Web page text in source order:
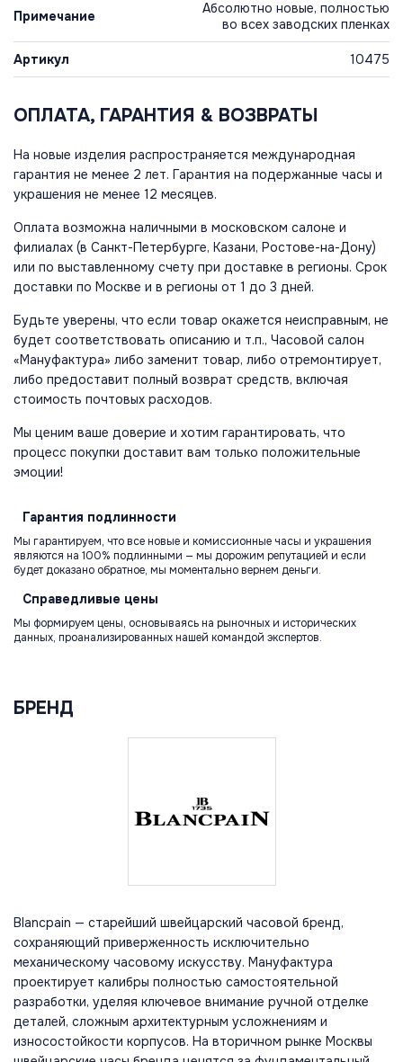
Примечание
Абсолютно новые, полностью
во всех заводских пленках
Артикул 10475
ОПЛАТА, ГАРАНТИЯ & ВОЗВРАТЫ
На новые изделия распространяется международная
гарантия не менее 2 лет. Гарантия на подержанные часы и
украшения не менее 12 месяцев.
Оплата возможна наличными в московском салоне и
филиалах (в Санкт-Петербурге, Казани, Ростове-на-Дону)
или по выставленному счету при доставке в регионы. Срок
доставки по Москве и в регионы от 1 до 3 дней.
Будьте уверены, что если товар окажется неисправным, не
будет соответствовать описанию и т.п., Часовой салон
«Мануфактура» либо заменит товар, либо отремонтирует,
либо предоставит полный возврат средств, включая
стоимость почтовых расходов.
Мы ценим ваше доверие и хотим гарантировать, что
процесс покупки доставит вам только положительные
эмоции!
Гарантия подлинности
Мы гарантируем, что все новые и комиссионные часы и украшения
являются на 100% подлинными — мы дорожим репутацией и если
будет доказано обратное, мы моментально вернем деньги.
Справедливые цены
Мы формируем цены, основываясь на рыночных и исторических
данных, проанализированных нашей командой экспертов.
БРЕНД
Blancpain — старейший швейцарский часовой бренд,
сохраняющий приверженность исключительно
механическому часовому искусству. Мануфактура
проектирует калибры полностью самостоятельной
разработки, уделяя ключевое внимание ручной отделке
деталей, сложным архитектурным усложнениям и
износостойкости корпусов. На вторичном рынке Москвы